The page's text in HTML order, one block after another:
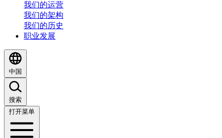
我们的运营
我们的架构
我们的历史
职业发展
中国
搜索
打开菜单